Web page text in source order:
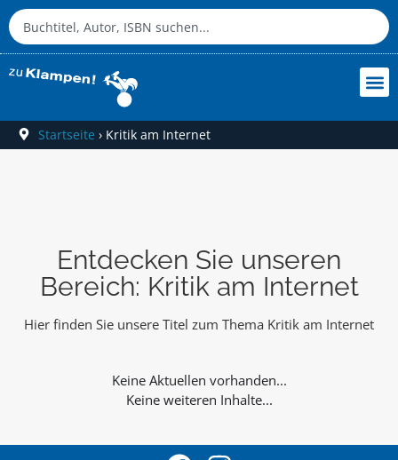
Startseite › Kritik am Internet
Entdecken Sie unseren
Bereich: Kritik am Internet
Hier finden Sie unsere Titel zum Thema Kritik am Internet
Keine weiteren Inhalte...